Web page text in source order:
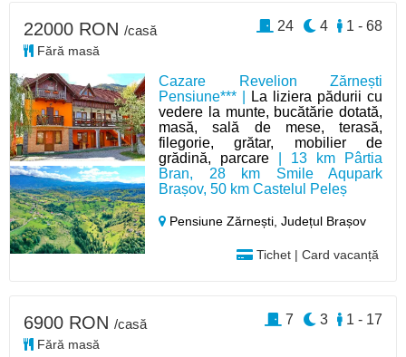
Cazare Revelion Zărnești
Pensiune*** |
La liziera pădurii cu
vedere la munte, bucătărie dotată,
masă, sală de mese, terasă,
filegorie, grătar, mobilier de
grădină, parcare | 13 km Pârtia
Bran, 28 km Smile Aqupark
Brașov, 50 km Castelul Peleș
Pensiune Zărnești,Județul Brașov
Tichet | Card vacanță
22000 RON /casă
Fără masă
1 - 68
4
24
6900 RON /casă
Fără masă
1 - 17
3
7